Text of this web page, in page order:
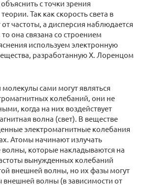
с точки зрения
Так как скорость света в
от частоты, а дисперсия наблюдается
она связана со строением
используем электронную
разработанную X. Лоренцом
сами могут являться
колебаний, они не
когда на них воздействует
волна (свет). В веществе
электромагнитные колебания
Атомы начинают излучать
которые накладываются на
вынужденных колебаний
внешней волны, но их фазы могут
внешней волны (в зависимости от